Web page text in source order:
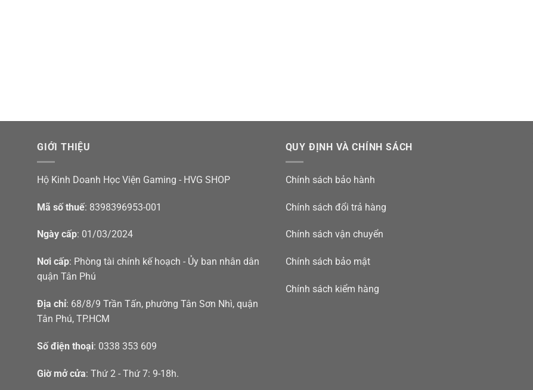
GIỚI THIỆU
Hộ Kinh Doanh Học Viện Gaming - HVG SHOP
Mã số thuế: 8398396953-001
Ngày cấp: 01/03/2024
Nơi cấp: Phòng tài chính kế hoạch - Ủy ban nhân dân
quận Tân Phú
Địa chỉ: 68/8/9 Trần Tấn, phường Tân Sơn Nhì, quận
Tân Phú, TP.HCM
Số điện thoại: 0338 353 609
Giờ mở cửa: Thứ 2 - Thứ 7: 9-18h.
QUY ĐỊNH VÀ CHÍNH SÁCH
Chính sách bảo hành
Chính sách đổi trả hàng
Chính sách vận chuyển
Chính sách bảo mật
Chính sách kiểm hàng